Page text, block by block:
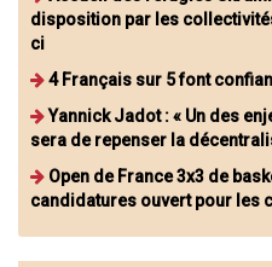
disposition par les
ci
4 Français sur 5 font
Yannick Jadot : « Un des
sera de repenser la
Open de France 3x3 de
candidatures ouvert pour les